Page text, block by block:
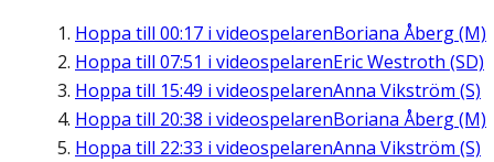
Hoppa till 00:17 i videospelarenBoriana Åberg (M)
Hoppa till 07:51 i videospelarenEric Westroth (SD)
Hoppa till 15:49 i videospelarenAnna Vikström (S)
Hoppa till 20:38 i videospelarenBoriana Åberg (M)
Hoppa till 22:33 i videospelarenAnna Vikström (S)